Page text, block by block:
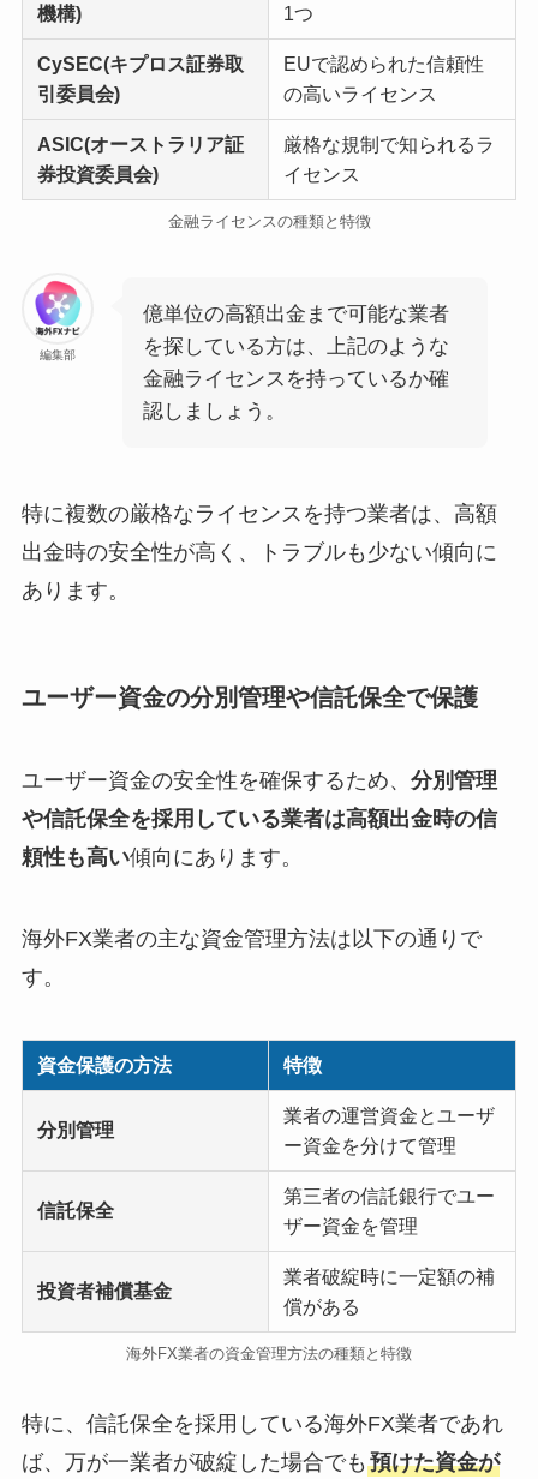
機構)
1つ
CySEC(キプロス証券取
引委員会)
EUで認められた信頼性
の高いライセンス
ASIC(オーストラリア証
券投資委員会)
厳格な規制で知られるラ
イセンス
金融ライセンスの種類と特徴
編集部
億単位の高額出金まで可能な業者
を探している方は、上記のような
金融ライセンスを持っているか確
認しましょう。
特に複数の厳格なライセンスを持つ業者は、高額
出金時の安全性が高く、トラブルも少ない傾向に
あります。
ユーザー資金の分別管理や信託保全で保護
ユーザー資金の安全性を確保するため、 分別管理
や信託保全を採用している業者は高額出金時の信
頼性も高い傾向にあります。
海外FX業者の主な資金管理方法は以下の通りで
す。
資金保護の方法 特徴
分別管理
業者の運営資金とユーザ
ー資金を分けて管理
信託保全
第三者の信託銀行でユー
ザー資金を管理
投資者補償基金
業者破綻時に一定額の補
償がある
海外FX業者の資金管理方法の種類と特徴
特に、信託保全を採用している海外FX業者であれ
ば、万が一業者が破綻した場合でも 預けた資金が